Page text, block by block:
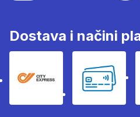
Dostava i načini
City Express